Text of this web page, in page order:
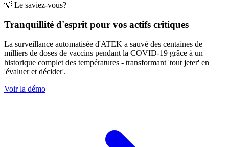
💡 Le saviez-vous?
Tranquillité d'esprit pour vos actifs critiques
La surveillance automatisée d'ATEK a sauvé des centaines de
milliers de doses de vaccins pendant la COVID-19 grâce à un
historique complet des températures - transformant 'tout jeter' en
'évaluer et décider'.
Voir la démo